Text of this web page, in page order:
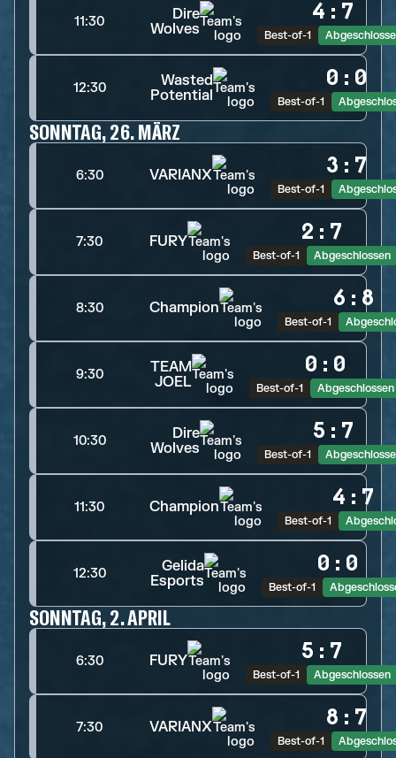
11:30
Dire
Wolves
4 : 7
Best-of-1
12:30
Wasted
Potential
0 : 0
Best-of-1
SONNTAG, 26. MÄRZ
6:30 VARIANX 3 : 7
Best-of-1
7:30 FURY 2 : 7
Best-of-1 Abgeschlossen
8:30 Champion 6 : 8
Best-of-1
9:30
TEAM
JOEL
0 : 0
Best-of-1 Abgeschlossen
10:30
Dire
Wolves
5 : 7
Best-of-1
11:30 Champion 4 : 7
Best-of-1
12:30
Gelida
Esports
0 : 0
Best-of-1
SONNTAG, 2. APRIL
6:30 FURY 5 : 7
Best-of-1 Abgeschlossen
7:30 VARIANX 8 : 7
Best-of-1